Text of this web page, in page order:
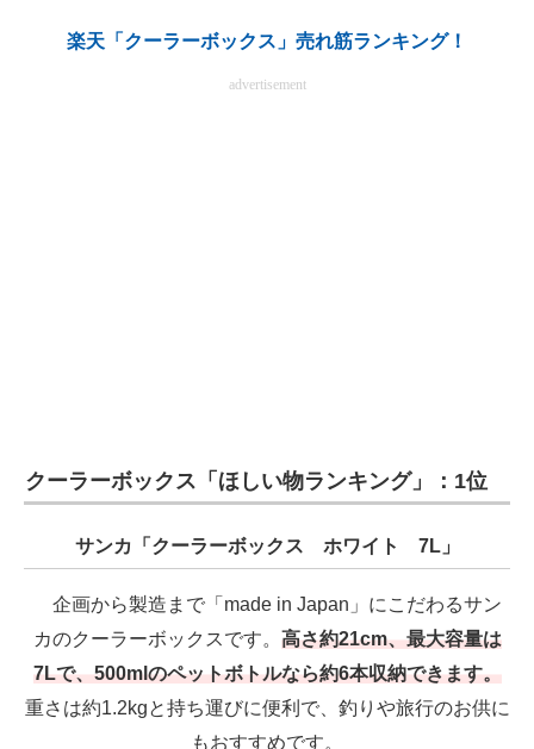
楽天「クーラーボックス」売れ筋ランキング！
advertisement
クーラーボックス「ほしい物ランキング」：1位
サンカ「クーラーボックス ホワイト 7L」
企画から製造まで「made in Japan」にこだわるサン
カのクーラーボックスです。 高さ約21cm、最大容量は
7Lで、500mlのペットボトルなら約6本収納できます。
重さは約1.2kgと持ち運びに便利で、釣りや旅行のお供に
もおすすめです。